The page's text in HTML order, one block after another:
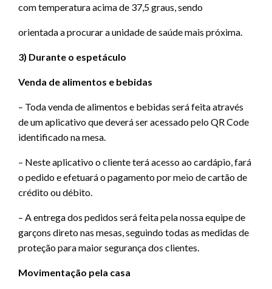
com temperatura acima de 37,5 graus, sendo
orientada a procurar a unidade de saúde mais próxima.
3) Durante o espetáculo
Venda de alimentos e bebidas
– Toda venda de alimentos e bebidas será feita através
de um aplicativo que deverá ser acessado pelo QR Code
identificado na mesa.
– Neste aplicativo o cliente terá acesso ao cardápio, fará
o pedido e efetuará o pagamento por meio de cartão de
crédito ou débito.
– A entrega dos pedidos será feita pela nossa equipe de
garçons direto nas mesas, seguindo todas as medidas de
proteção para maior segurança dos clientes.
Movimentação pela casa